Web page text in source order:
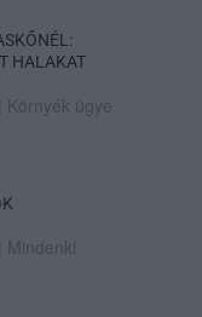
HALAKAT
Környék ügye
Mindenki